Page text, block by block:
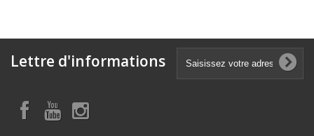
Lettre d'informations